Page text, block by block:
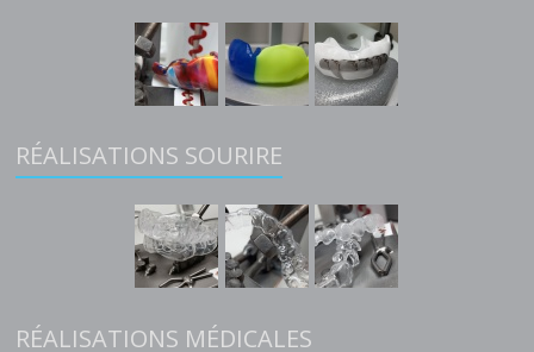
RÉALISATIONS SOURIRE
RÉALISATIONS MÉDICALES